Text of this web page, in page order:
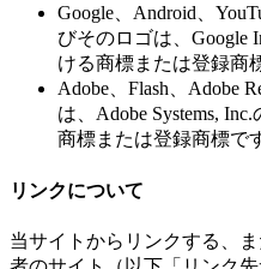
Google、Android、
びそのロゴは、Google
ける商標または登録商
Adobe、Flash、Adobe
は、Adobe Systems,
商標または登録商標で
リンクについて
当サイトからリンクする、